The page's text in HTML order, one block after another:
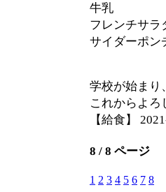
牛乳
フレンチサラ
サイダーポン
学校が始まり
これからよろ
【給食】
8 / 8 ページ
1 2 3 4 5 6 7 8